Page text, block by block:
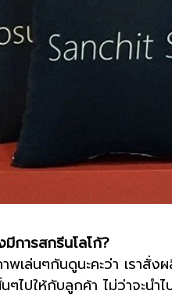
มีการสกรีนโลโก้?
พเล่นๆกันดูนะคะว่า เราสั่ง
ๆไปให้กับลูกค้า ไม่ว่าจะนำ